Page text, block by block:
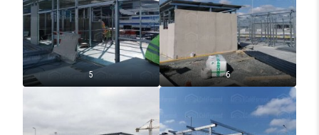
5 6